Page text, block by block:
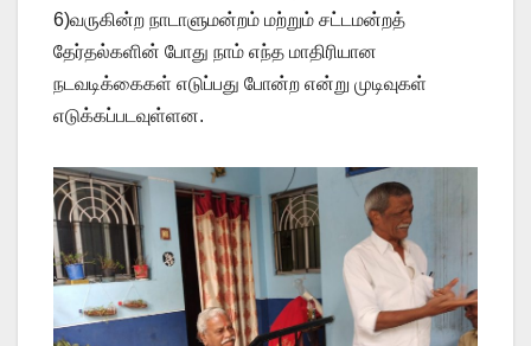
6)வருகின்ற நாடாளுமன்றம் மற்றும் சட்டமன்றத்
தேர்தல்களின் போது நாம் எந்த மாதிரியான
நடவடிக்கைகள் எடுப்பது போன்ற என்று முடிவுகள்
எடுக்கப்படவுள்ளன.